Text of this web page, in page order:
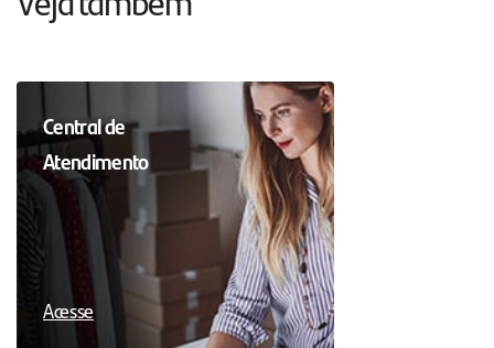
Central de
Atendimento
Acesse